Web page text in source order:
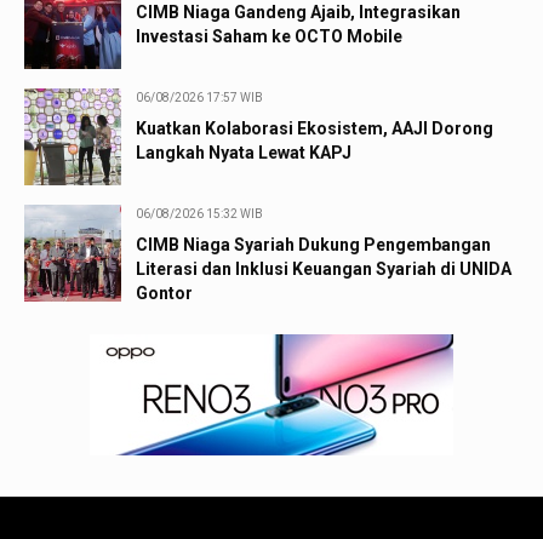
CIMB Niaga Gandeng Ajaib, Integrasikan
Investasi Saham ke OCTO Mobile
06/08/2026 17:57 WIB
Kuatkan Kolaborasi Ekosistem, AAJI Dorong
Langkah Nyata Lewat KAPJ
06/08/2026 15:32 WIB
CIMB Niaga Syariah Dukung Pengembangan
Literasi dan Inklusi Keuangan Syariah di UNIDA
Gontor